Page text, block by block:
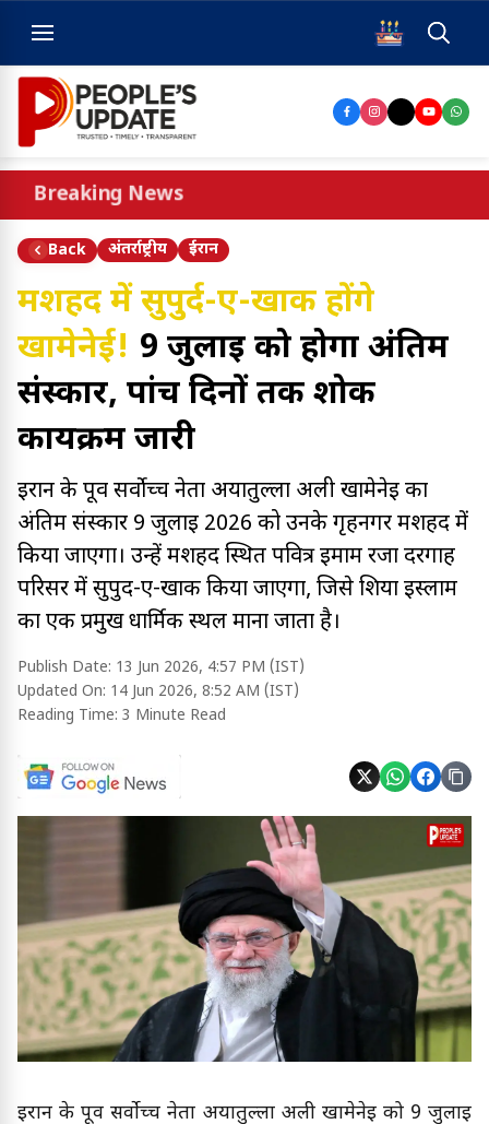
Breaking News
Back अंतर्राष्ट्रीय ईरान
मशहद में सुपुर्द-ए-खाक होंगे
खामेनेई! 9 जुलाई को होगा अंतिम
संस्कार, पांच दिनों तक शोक
कार्यक्रम जारी
ईरान के पूर्व सर्वोच्च नेता अयातुल्ला अली खामेनेई का
अंतिम संस्कार 9 जुलाई 2026 को उनके गृहनगर मशहद में
किया जाएगा। उन्हें मशहद स्थित पवित्र इमाम रजा दरगाह
परिसर में सुपुर्द-ए-खाक किया जाएगा, जिसे शिया इस्लाम
का एक प्रमुख धार्मिक स्थल माना जाता है।
Publish Date: 13 Jun 2026, 4:57 PM (IST)
Updated On: 14 Jun 2026, 8:52 AM (IST)
Reading Time: 3 Minute Read
ईरान के पूर्व सर्वोच्च नेता अयातुल्ला अली खामेनेई को 9 जुलाई